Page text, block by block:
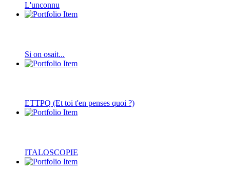
L'unconnu
Si on osait...
ETTPQ (Et toi t'en penses quoi ?)
ITALOSCOPIE